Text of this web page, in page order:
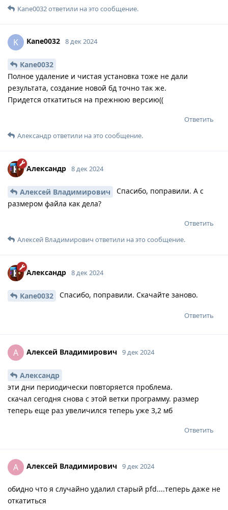
Kane0032ответили на это сообщение.
K Kane0032 8 дек 2024
Kane0032
Полное удаление и чистая установка тоже не дали
результата, создание новой бд точно так же.
Придется откатиться на прежнюю версию((
Ответить
Александрответили на это сообщение.
Александр 8 дек 2024
Алексей Владимирович
Спасибо, поправили. А с
размером файла как дела?
Ответить
Алексей Владимирович ответили на это сообщение.
Александр 8 дек 2024
Kane0032 Спасибо, поправили. Скачайте заново.
Ответить
А Алексей Владимирович 9 дек 2024
Александр
эти дни периодически повторяется проблема.
скачал сегодня снова с этой ветки программу. размер
теперь еще раз увеличился теперь уже 3,2 мб
Ответить
А Алексей Владимирович 9 дек 2024
обидно что я случайно удалил старый pfd....теперь даже не
откатиться